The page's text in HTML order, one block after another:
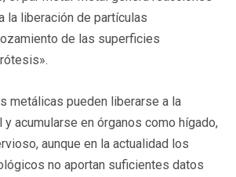
la liberación de partículas
de las superficies
metálicas pueden liberarse a la
y acumularse en órganos como hígado,
aunque en la actualidad los
no aportan suficientes datos